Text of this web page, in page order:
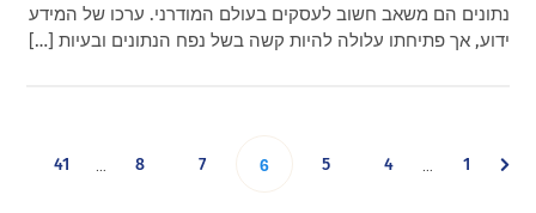
נתונים הם משאב חשוב לעסקים בעולם המודרני. ערכו של המידע
ידוע, אך פתיחתו עלולה להיות קשה בשל נפח הנתונים ובעיות […]
Go
1
pages
Go
4
Go
5
Go
6
Go
7
Go
8
pages
Go
41